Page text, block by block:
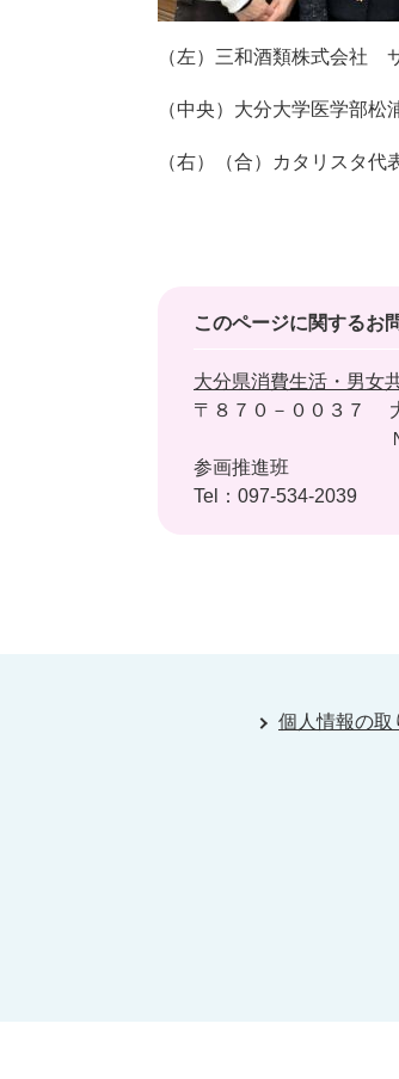
（左）三和酒類株式会社
（中央）大分大学医学部
（右）（合）カタリスタ
このページに関するお
大分県消費生活・男女
〒８７０－００３７
参画推進班
Tel：097-534-2039
個人情報の取